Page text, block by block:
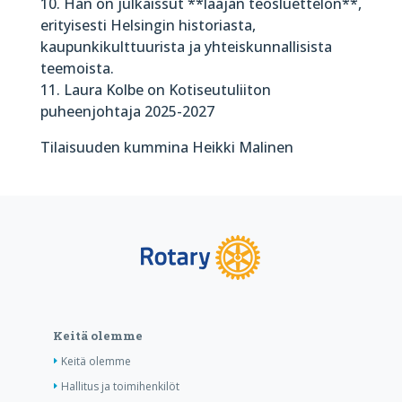
erityisesti Helsingin historiasta,
kaupunkikulttuurista ja yhteiskunnallisista
teemoista.
11. Laura Kolbe on Kotiseutuliiton
puheenjohtaja 2025-2027
Tilaisuuden kummina Heikki Malinen
Keitä olemme
Keitä olemme
Hallitus ja toimihenkilöt